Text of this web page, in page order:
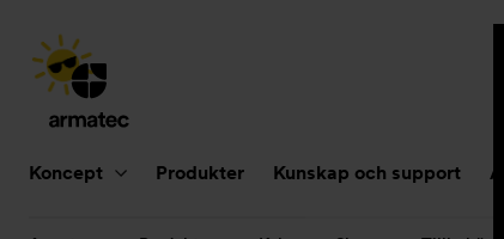
Koncept Produkter Kunskap och support